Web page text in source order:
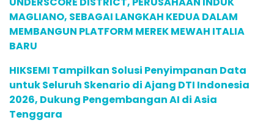
MAGLIANO, SEBAGAI LANGKAH KEDUA DALAM
MEMBANGUN PLATFORM MEREK MEWAH ITALIA
BARU
HIKSEMI Tampilkan Solusi Penyimpanan Data
untuk Seluruh Skenario di Ajang DTI Indonesia
2026, Dukung Pengembangan AI di Asia
Tenggara